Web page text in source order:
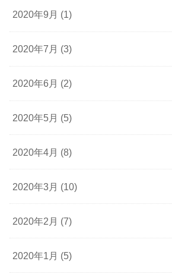
2020年9月 (1)
2020年7月 (3)
2020年6月 (2)
2020年5月 (5)
2020年4月 (8)
2020年3月 (10)
2020年2月 (7)
2020年1月 (5)